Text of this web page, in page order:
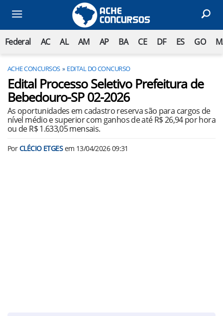
Federal AC AL AM AP BA CE DF ES GO
ACHE CONCURSOS EDITAL DO CONCURSO
Edital Processo Seletivo Prefeitura de
Bebedouro-SP 02-2026
As oportunidades em cadastro reserva são para cargos de
nível médio e superior com ganhos de até R$ 26,94 por hora
ou de R$ 1.633,05 mensais.
PorCLÉCIO ETGESem 13/04/2026 09:31